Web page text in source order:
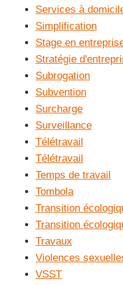
Services à
Simplification
Stage en
Stratégie
Subrogation
Subvention
Surcharge
Surveillance
Télétravail
Télétravail
Temps de travail
Tombola
Transition
Transition
Travaux
Violences
VSST